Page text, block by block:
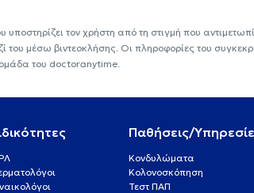
τον χρήστη από τη στιγμή που
του μέσω βιντεοκλήσης. Οι πληροφορίες του
ομάδα του doctoranytime.
Παθήσεις/
Κονδυλώματα
Κολονοσκόπηση
Τεστ ΠΑΠ